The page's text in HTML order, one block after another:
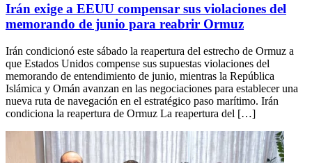
Irán exige a EEUU compensar sus violaciones del
memorando de junio para reabrir Ormuz
Irán condicionó este sábado la reapertura del estrecho de Ormuz a
que Estados Unidos compense sus supuestas violaciones del
memorando de entendimiento de junio, mientras la República
Islámica y Omán avanzan en las negociaciones para establecer una
nueva ruta de navegación en el estratégico paso marítimo. Irán
condiciona la reapertura de Ormuz La reapertura del […]